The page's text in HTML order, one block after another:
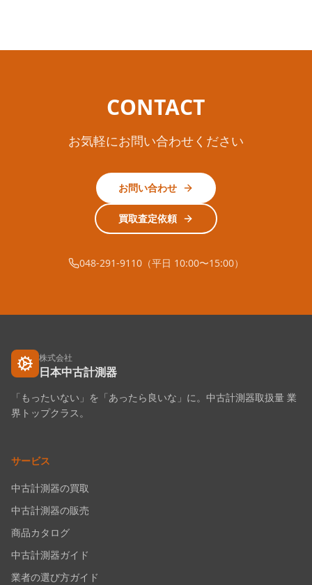
CONTACT
お気軽にお問い合わせください
お問い合わせ
買取査定依頼
048-291-9110（平日 10:00〜15:00）
株式会社
日本中古計測器
「もったいない」を「あったら良いな」に。中古計測器取扱量 業
界トップクラス。
サービス
中古計測器の買取
中古計測器の販売
商品カタログ
中古計測器ガイド
業者の選び方ガイド